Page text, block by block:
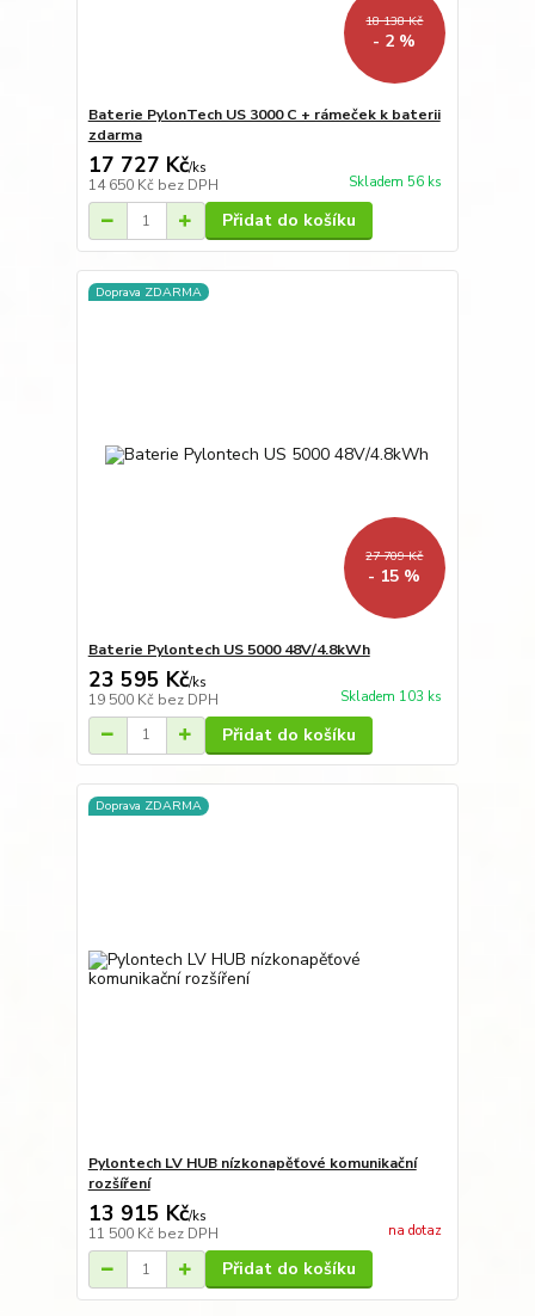
18 138 Kč
- 2 %
Baterie PylonTech US 3000 C + rámeček k baterii
zdarma
17 727 Kč/ks
14 650 Kč bez DPH Skladem 56 ks
Přidat do košíku
Doprava ZDARMA
27 709 Kč
- 15 %
Baterie Pylontech US 5000 48V/4.8kWh
23 595 Kč/ks
19 500 Kč bez DPH Skladem 103 ks
Přidat do košíku
Doprava ZDARMA
Pylontech LV HUB nízkonapěťové komunikační
rozšíření
13 915 Kč/ks
11 500 Kč bez DPH na dotaz
Přidat do košíku